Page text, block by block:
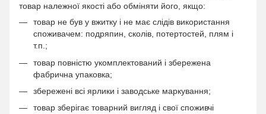
товар належної якості або обміняти його, якщо:
товар не був у вжитку і не має слідів використання
споживачем: подряпин, сколів, потертостей, плям і
т.п.;
товар повністю укомплектований і збережена
фабрична упаковка;
збережені всі ярлики і заводське маркування;
товар зберігає товарний вигляд і свої споживчі